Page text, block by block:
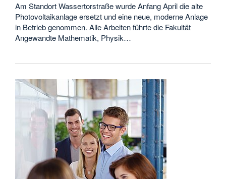
Am Standort Wassertorstraße wurde Anfang April die alte
Photovoltaikanlage ersetzt und eine neue, moderne Anlage
in Betrieb genommen. Alle Arbeiten führte die Fakultät
Angewandte Mathematik, Physik…